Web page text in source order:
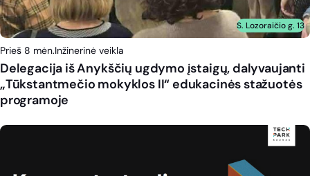
S. Lozoraičio g. 13
Prieš 8 mėn.Inžinerinė veikla
Delegacija iš Anykščių ugdymo įstaigų, dalyvaujanti
„Tūkstantmečio mokyklos II“ edukacinės stažuotės
programoje